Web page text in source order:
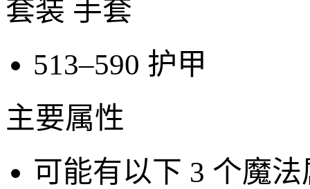
套装 手套
513–590 护甲
主要属性
可能有以下 3 个魔